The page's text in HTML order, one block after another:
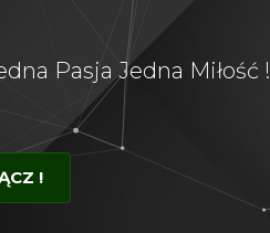
Pasja Jedna Miłość !
!